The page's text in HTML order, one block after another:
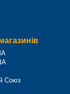
Союз